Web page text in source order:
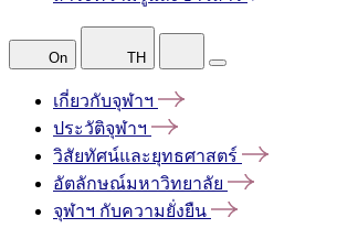
On TH
เกี่ยวกับจุฬาฯ
ประวัติจุฬาฯ
วิสัยทัศน์และยุทธศาสตร์
อัตลักษณ์มหาวิทยาลัย
จุฬาฯ กับความยั่งยืน